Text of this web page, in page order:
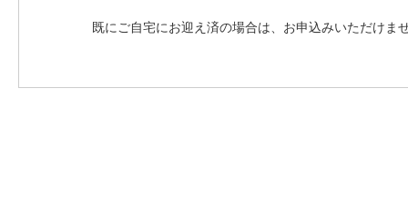
既にご自宅にお迎え済の場合は、お申込みいただけま